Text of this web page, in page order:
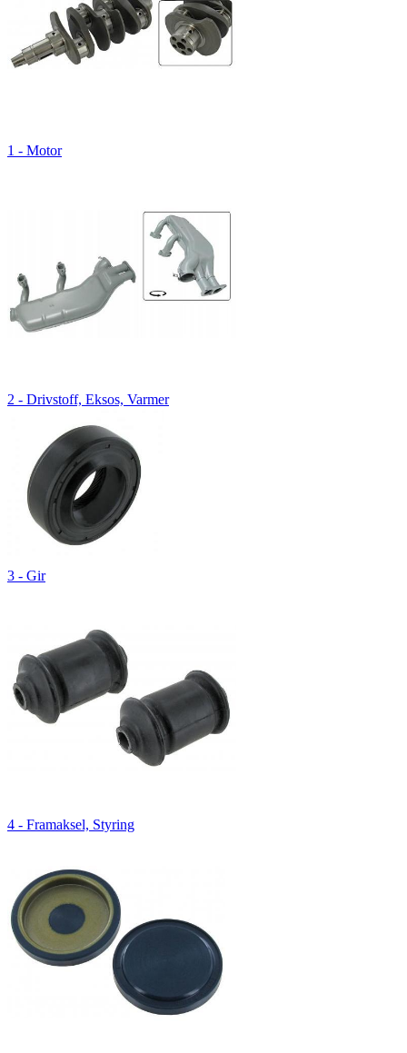
1 - Motor
2 - Drivstoff, Eksos, Varmer
3 - Gir
4 - Framaksel, Styring